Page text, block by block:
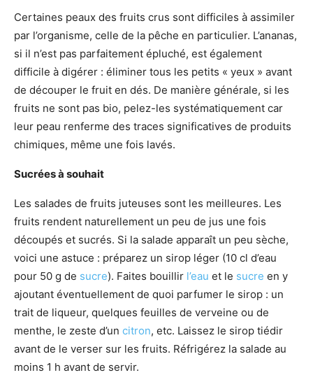
Certaines peaux des fruits crus sont difficiles à assimiler
par l’organisme, celle de la pêche en particulier. L’ananas,
si il n’est pas parfaitement épluché, est également
difficile à digérer : éliminer tous les petits « yeux » avant
de découper le fruit en dés. De manière générale, si les
fruits ne sont pas bio, pelez-les systématiquement car
leur peau renferme des traces significatives de produits
chimiques, même une fois lavés.
Sucrées à souhait
Les salades de fruits juteuses sont les meilleures. Les
fruits rendent naturellement un peu de jus une fois
découpés et sucrés. Si la salade apparaît un peu sèche,
voici une astuce : préparez un sirop léger (10 cl d’eau
pour 50 g de sucre). Faites bouillir l’eau et le sucre en y
ajoutant éventuellement de quoi parfumer le sirop : un
trait de liqueur, quelques feuilles de verveine ou de
menthe, le zeste d’un citron, etc. Laissez le sirop tiédir
avant de le verser sur les fruits. Réfrigérez la salade au
moins 1 h avant de servir.